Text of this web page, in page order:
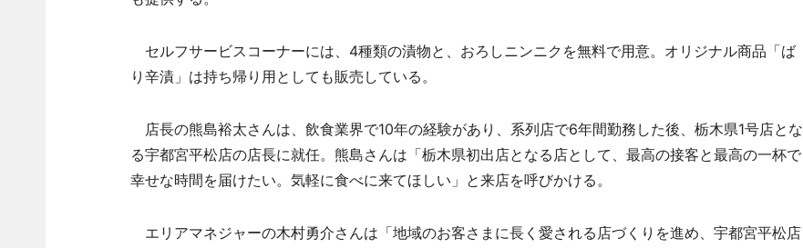
セルフサービスコーナーには、4種類の漬物と、おろしニンニクを無料で用意。オリジナル商品「ば
り辛漬」は持ち帰り用としても販売している。
店長の熊島裕太さんは、飲食業界で10年の経験があり、系列店で6年間勤務した後、栃木県1号店とな
る宇都宮平松店の店長に就任。熊島さんは「栃木県初出店となる店として、最高の接客と最高の一杯で
幸せな時間を届けたい。気軽に食べに来てほしい」と来店を呼びかける。
エリアマネジャーの木村勇介さんは「地域のお客さまに長く愛される店づくりを進め、宇都宮平松店